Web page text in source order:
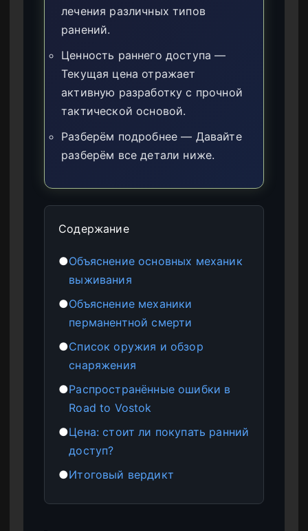
лечения различных типов
ранений.
Ценность раннего доступа —
Текущая цена отражает
активную разработку с прочной
тактической основой.
Разберём подробнее — Давайте
разберём все детали ниже.
Содержание
●Объяснение основных механик
выживания
●Объяснение механики
перманентной смерти
●Список оружия и обзор
снаряжения
●Распространённые ошибки в
Road to Vostok
●Цена: стоит ли покупать ранний
доступ?
●Итоговый вердикт